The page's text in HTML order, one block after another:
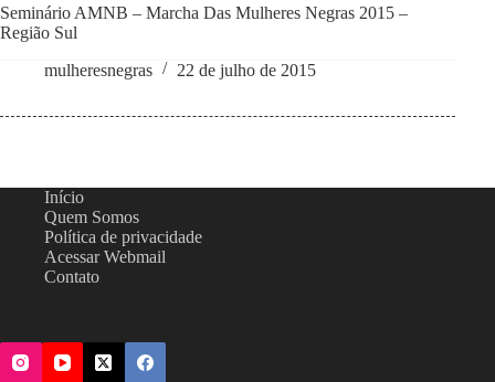
Seminário AMNB – Marcha Das Mulheres Negras 2015 –
Região Sul
mulheresnegras
22 de julho de 2015
Início
Quem Somos
Política de privacidade
Acessar Webmail
Contato